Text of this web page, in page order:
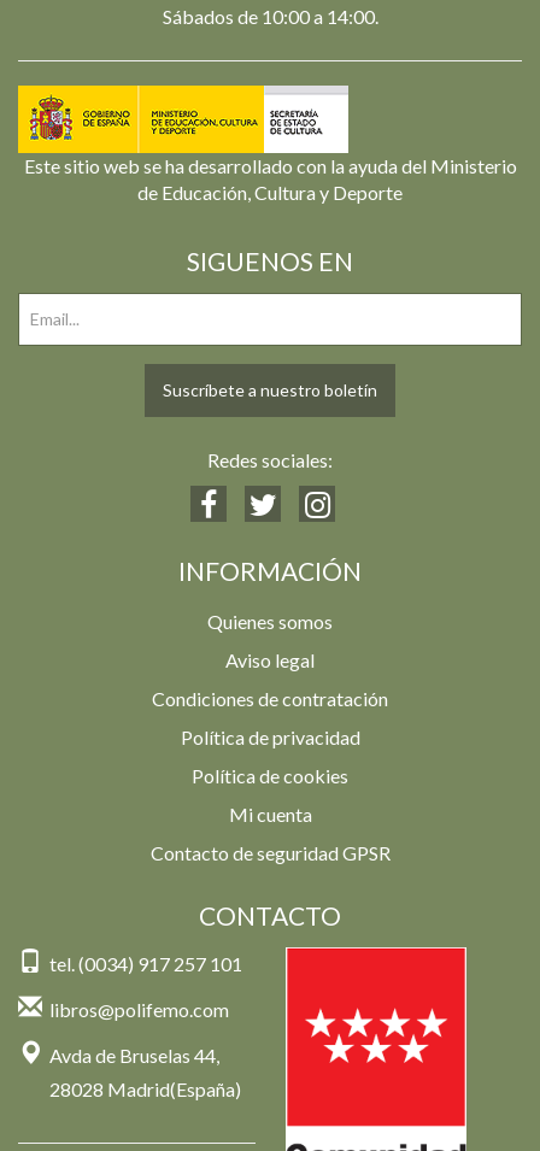
Sábados de 10:00 a 14:00.
Este sitio web se ha desarrollado con la ayuda del Ministerio
de Educación, Cultura y Deporte
SIGUENOS EN
Suscríbete a nuestro boletín
Redes sociales:
INFORMACIÓN
Quienes somos
Aviso legal
Condiciones de contratación
Política de privacidad
Política de cookies
Mi cuenta
Contacto de seguridad GPSR
CONTACTO
tel. (0034) 917 257 101
libros@polifemo.com
Avda de Bruselas 44,
28028 Madrid(España)